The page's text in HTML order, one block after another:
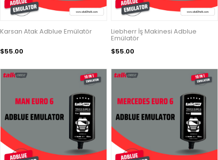
Karsan Atak Adblue Emülatör
$55.00
Liebherr İş Makinesi Adblue
Emülatör
$55.00